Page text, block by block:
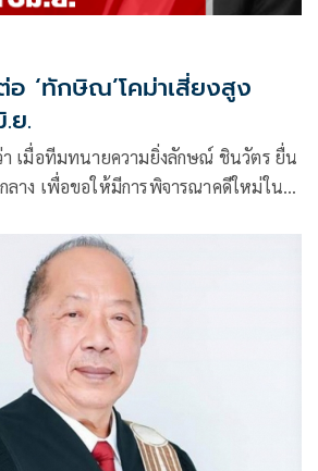
‘ทักษิณ’โคม่าเสี่ยงสูง
ย.
า เมื่อทีมทนายความยิ่งลักษณ์ ชินวัตร ยื่น
ลาง เพื่อขอให้มีการพิจารณาคดีใหม่ใน